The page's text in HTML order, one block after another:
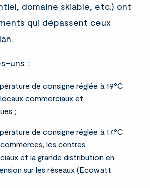
domaine skiable, etc.) ont
qui dépassent ceux
uns :
de consigne réglée à 19°C
commerciaux et
;
de consigne réglée à 17°C
les centres
et la grande distribution en
sur les réseaux (Écowatt